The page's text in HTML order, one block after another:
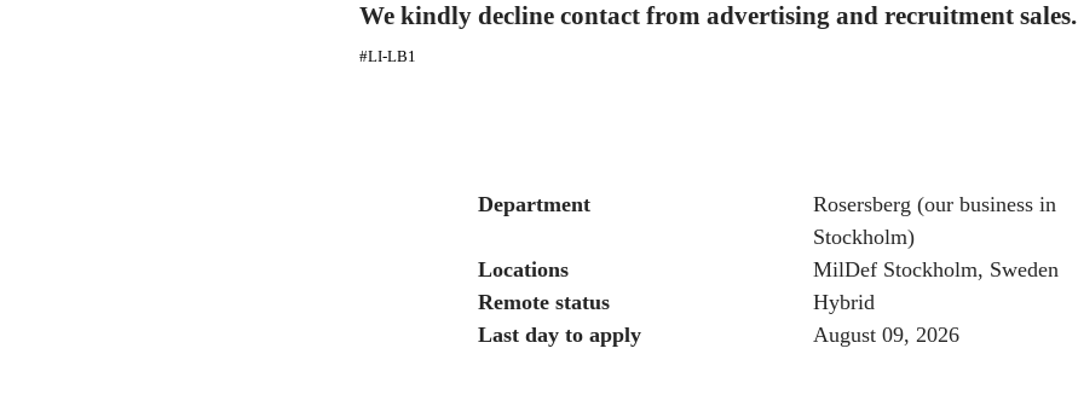
We kindly decline contact from advertising and recruitment sales.
#LI-LB1
Department
Rosersberg (our business in
Stockholm)
Locations
MilDef Stockholm, Sweden
Remote status
Hybrid
Last day to apply
August 09, 2026